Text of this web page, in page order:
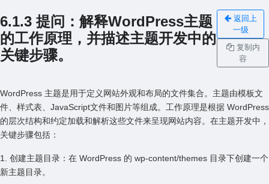
6.1.3 提问：解释WordPress主题
的⼯作原理，并描述主题开发中的
关键步骤。
返回上
一级
复制内
容
WordPress 主题是⽤于定义⽹站外观和布局的⽂件集合。主题由模板⽂
件、样式表、JavaScript⽂件和图⽚等组成。⼯作原理是根据 WordPress
的层次结构和约定加载和解析这些⽂件来呈现⽹站内容。在主题开发中，
关键步骤包括：
1. 创建主题⽬录：在 WordPress 的 wp-content/themes ⽬录下创建⼀个
新主题⽬录。